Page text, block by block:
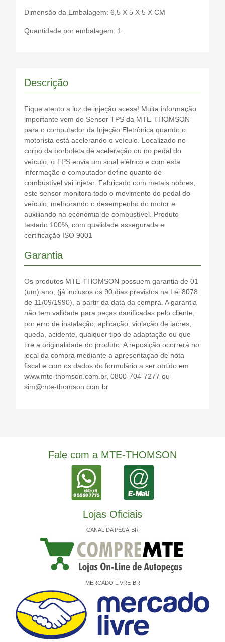
Dimensão da Embalagem: 6,5 X 5 X 5 X CM
Quantidade por embalagem: 1
Descrição
Fique atento a luz de injeção acesa! Muita informação
importante vem do Sensor TPS da MTE-THOMSON
para o computador da Injeção Eletrônica quando o
motorista está acelerando o veículo. Localizado no
corpo da borboleta de aceleração ou no pedal do
veículo, o TPS envia um sinal elétrico e com esta
informação o computador define quanto de
combustível vai injetar. Fabricado com metais nobres,
este sensor monitora todo o movimento do pedal do
veículo, melhorando o desempenho do motor e
auxiliando na economia de combustível. Produto
testado 100%, com qualidade assegurada e
certificação ISO 9001
Garantia
Os produtos MTE-THOMSON possuem garantia de 01
(um) ano, (já inclusos os 90 dias previstos na Lei 8078
de 11/09/1990), a partir da data da compra. A garantia
não tem validade para peças danificadas pelo cliente,
por erro de instalação, aplicação, violação de lacres,
queda, acidente, qualquer tipo de adaptação ou que
tire a originalidade do produto. A reposição ocorrerá no
local da compra mediante a apresentaçao de nota
fiscal e com os dados do formulário a ser obtido em
www.mte-thomson.com.br, 0800-704-7277 ou
sim@mte-thomson.com.br
Fale com a MTE-THOMSON
Lojas Oficiais
CANAL DA PECA-BR
MERCADO LIVRE-BR